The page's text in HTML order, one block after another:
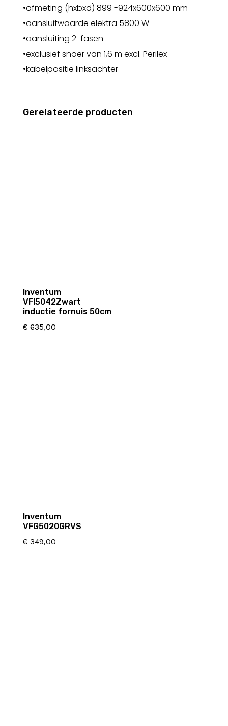
•afmeting (hxbxd) 899 -924x600x600 mm
•aansluitwaarde elektra 5800 W
•aansluiting 2-fasen
•exclusief snoer van 1,6 m excl. Perilex
•kabelpositie linksachter
Gerelateerde producten
Inventum
VFI5042Zwart
inductie fornuis 50cm
€ 635,00
Inventum
VFG5020GRVS
€ 349,00